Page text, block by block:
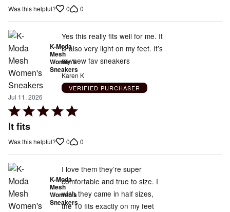
5
Was this helpful? 0 0
K-Moda
Mesh
Women's
Sneakers
Jul 11, 2026
Rated
5
of
It fits
Yes this really fits well for me. It
is also very light on my feet. It’s
my new fav sneakers
Karen K
VERIFIED PURCHASER
Was this helpful? 0 0
K-Moda
Mesh
Women's
Sneakers
I love them they’re super
comfortable and true to size. I
wish they came in half sizes,
the 10 fits exactly on my feet